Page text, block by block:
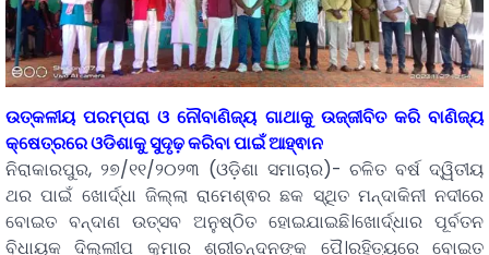
ଉତ୍କଳୀୟ ପରମ୍ପରା ଓ ନୌବାଣିଜ୍ୟ ଗାଥାକୁ ଉଜ୍ଜୀବିତ କରି ବାଣିଜ୍ୟ
କ୍ଷେତ୍ରରେ ଓଡିଶାକୁ ସୁଦୃଢ଼ କରିବା ପାଇଁ ଆହ୍ଵାନ
ନିରାକାରପୁର, ୨୭/୧୧/୨୦୨୩ (ଓଡ଼ିଶା ସମାଚାର)- ଚଳିତ ବର୍ଷ ଦ୍ୱିତୀୟ
ଥର ପାଇଁ ଖୋର୍ଦ୍ଧା ଜିଲ୍ଲା ରାମେଶ୍ଵର ଛକ ସ୍ଥିତ ମନ୍ଦାକିନୀ ନଦୀରେ
ବୋଇତ ବନ୍ଦାଣ ଉତ୍ସବ ଅନୁଷ୍ଠିତ ହୋଇଯାଇଛି।ଖୋର୍ଦ୍ଧାର ପୂର୍ବତନ
ବିଧାୟକ ଦିଲ୍ଲୀପ କୁମାର ଶ୍ରୀଚନ୍ଦନଙ୍କ ପୈ।ରହିତ୍ୟରେ ବୋଇତ